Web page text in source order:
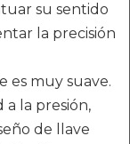
su sentido
la precisión
es muy suave.
a la presión,
de llave